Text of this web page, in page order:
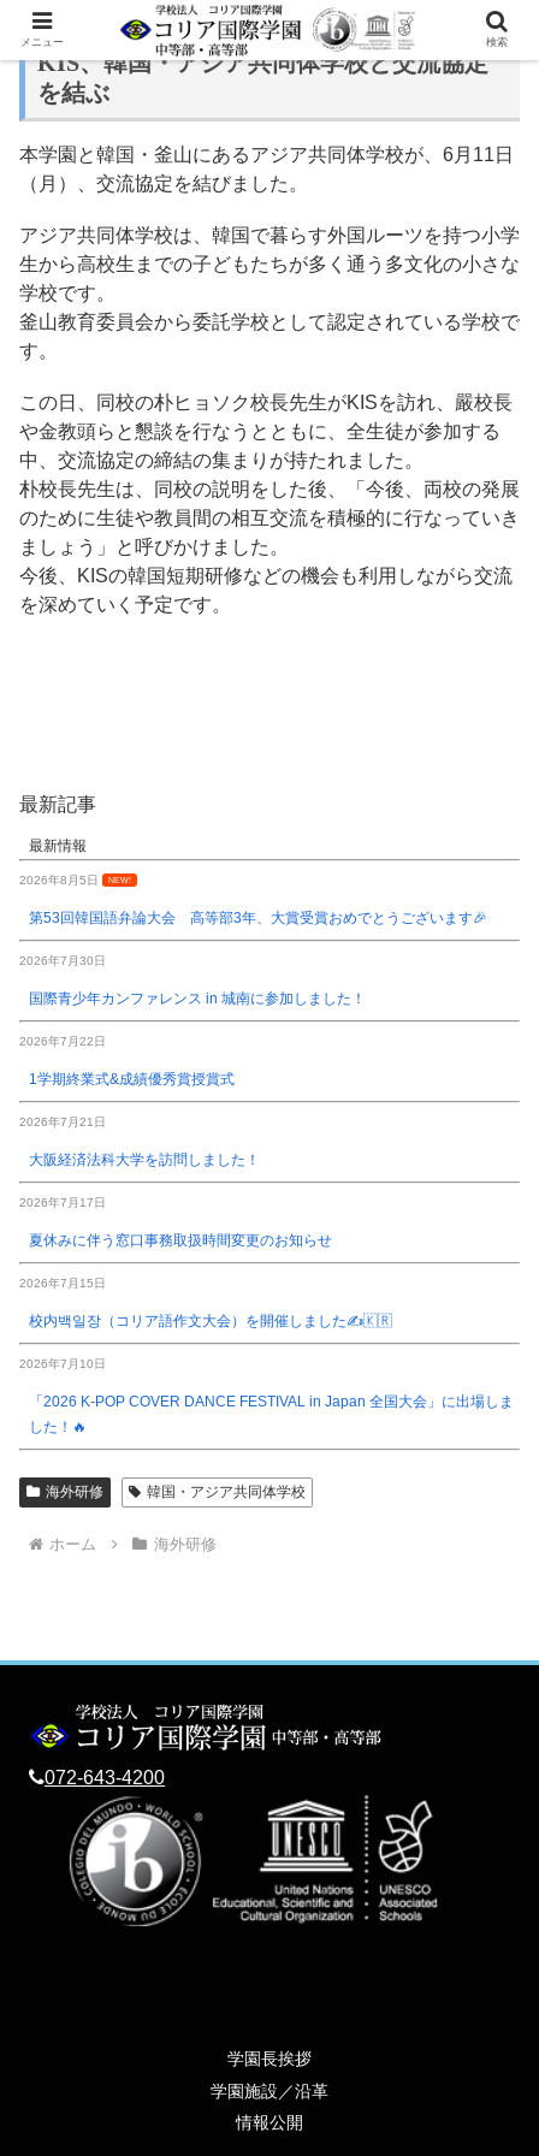
KIS、韓国・アジア共同体学校と交流協定
を結ぶ
本学園と韓国・釜山にあるアジア共同体学校が、6月11日
（月）、交流協定を結びました。
アジア共同体学校は、韓国で暮らす外国ルーツを持つ小学
生から高校生までの子どもたちが多く通う多文化の小さな
学校です。
釜山教育委員会から委託学校として認定されている学校で
す。
この日、同校の朴ヒョソク校長先生がKISを訪れ、嚴校長
や金教頭らと懇談を行なうとともに、全生徒が参加する
中、交流協定の締結の集まりが持たれました。
朴校長先生は、同校の説明をした後、「今後、両校の発展
のために生徒や教員間の相互交流を積極的に行なっていき
ましょう」と呼びかけました。
今後、KISの韓国短期研修などの機会も利用しながら交流
を深めていく予定です。
最新記事
最新情報
2026年8月5日 NEW!
第53回韓国語弁論大会 高等部3年、大賞受賞おめでとうございます🎉
2026年7月30日
国際青少年カンファレンス in 城南に参加しました！
2026年7月22日
1学期終業式&成績優秀賞授賞式
2026年7月21日
大阪経済法科大学を訪問しました！
2026年7月17日
夏休みに伴う窓口事務取扱時間変更のお知らせ
2026年7月15日
校内백일장（コリア語作文大会）を開催しました✍️🇰🇷
2026年7月10日
「2026 K-POP COVER DANCE FESTIVAL in Japan 全国大会」に出場しま
した！🔥
海外研修 韓国・アジア共同体学校
ホーム 海外研修
072-643-4200
学園長挨拶
学園施設／沿革
情報公開
メニュー 検索